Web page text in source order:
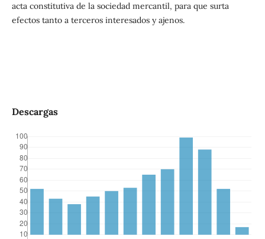
acta constitutiva de la sociedad mercantil, para que surta
efectos tanto a terceros interesados y ajenos.
Descargas